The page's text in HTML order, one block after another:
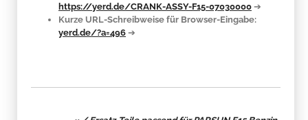
https://yerd.de/CRANK-ASSY-F15-07030000 ➔
Kurze URL-Schreibweise für Browser-Eingabe:
yerd.de/?a=496 ➔